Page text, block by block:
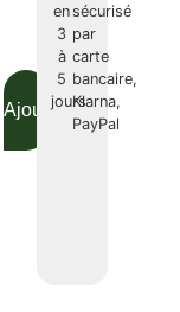
Ajouter au panier
Acheter
en
3
à
5
jours
sécurisé
par
carte
bancaire,
Klarna,
PayPal